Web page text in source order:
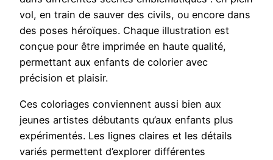
vol, en train de sauver des civils, ou encore dans
des poses héroïques. Chaque illustration est
conçue pour être imprimée en haute qualité,
permettant aux enfants de colorier avec
précision et plaisir.
Ces coloriages conviennent aussi bien aux
jeunes artistes débutants qu’aux enfants plus
expérimentés. Les lignes claires et les détails
variés permettent d’explorer différentes